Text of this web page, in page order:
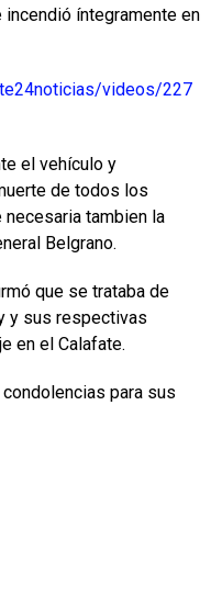
íntegramente en
videos/227
el vehículo y
de todos los
tambien la
Belgrano.
que se trataba de
y sus respectivas
en el Calafate.
para sus